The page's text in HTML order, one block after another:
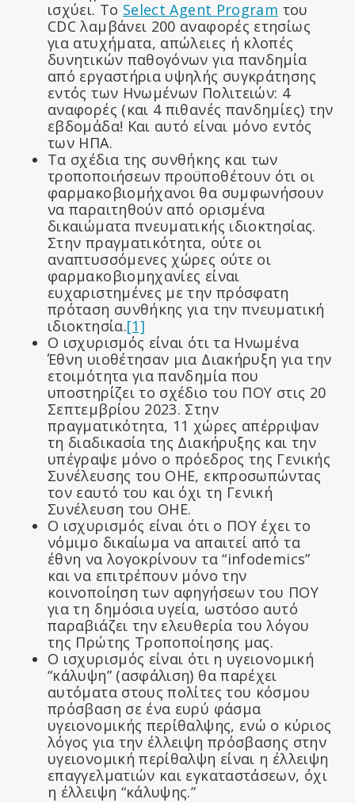
ισχύει. Το Select Agent Program του
CDC λαμβάνει 200 αναφορές ετησίως
για ατυχήματα, απώλειες ή κλοπές
δυνητικών παθογόνων για πανδημία
από εργαστήρια υψηλής συγκράτησης
εντός των Ηνωμένων Πολιτειών: 4
αναφορές (και 4 πιθανές πανδημίες) την
εβδομάδα! Και αυτό είναι μόνο εντός
των ΗΠΑ.
Τα σχέδια της συνθήκης και των
τροποποιήσεων προϋποθέτουν ότι οι
φαρμακοβιομήχανοι θα συμφωνήσουν
να παραιτηθούν από ορισμένα
δικαιώματα πνευματικής ιδιοκτησίας.
Στην πραγματικότητα, ούτε οι
αναπτυσσόμενες χώρες ούτε οι
φαρμακοβιομηχανίες είναι
ευχαριστημένες με την πρόσφατη
πρόταση συνθήκης για την πνευματική
ιδιοκτησία.[1]
Ο ισχυρισμός είναι ότι τα Ηνωμένα
Έθνη υιοθέτησαν μια Διακήρυξη για την
ετοιμότητα για πανδημία που
υποστηρίζει το σχέδιο του ΠΟΥ στις 20
Σεπτεμβρίου 2023. Στην
πραγματικότητα, 11 χώρες απέρριψαν
τη διαδικασία της Διακήρυξης και την
υπέγραψε μόνο ο πρόεδρος της Γενικής
Συνέλευσης του ΟΗΕ, εκπροσωπώντας
τον εαυτό του και όχι τη Γενική
Συνέλευση του ΟΗΕ.
Ο ισχυρισμός είναι ότι ο ΠΟΥ έχει το
νόμιμο δικαίωμα να απαιτεί από τα
έθνη να λογοκρίνουν τα “infodemics”
και να επιτρέπουν μόνο την
κοινοποίηση των αφηγήσεων του ΠΟΥ
για τη δημόσια υγεία, ωστόσο αυτό
παραβιάζει την ελευθερία του λόγου
της Πρώτης Τροποποίησης μας.
Ο ισχυρισμός είναι ότι η υγειονομική
“κάλυψη” (ασφάλιση) θα παρέχει
αυτόματα στους πολίτες του κόσμου
πρόσβαση σε ένα ευρύ φάσμα
υγειονομικής περίθαλψης, ενώ ο κύριος
λόγος για την έλλειψη πρόσβασης στην
υγειονομική περίθαλψη είναι η έλλειψη
επαγγελματιών και εγκαταστάσεων, όχι
η έλλειψη “κάλυψης.”